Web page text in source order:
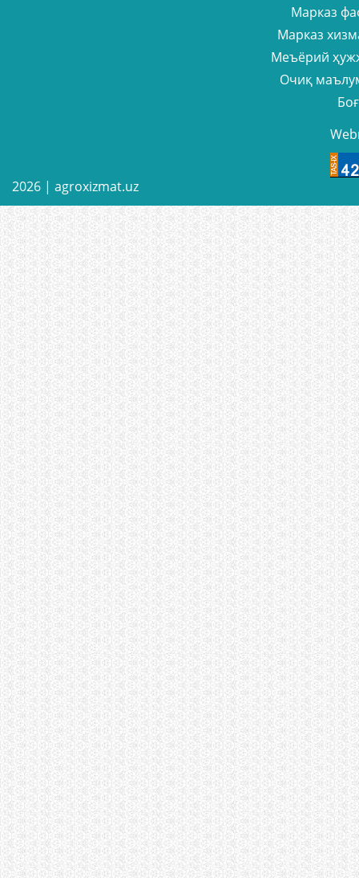
Марказ
Марказ
Меъёрий
Очиқ
2026 | agroxizmat.uz